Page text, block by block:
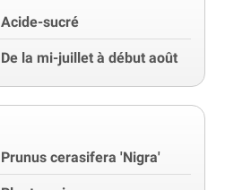
Acide-sucré
De la mi-juillet à début août
Prunus cerasifera 'Nigra'